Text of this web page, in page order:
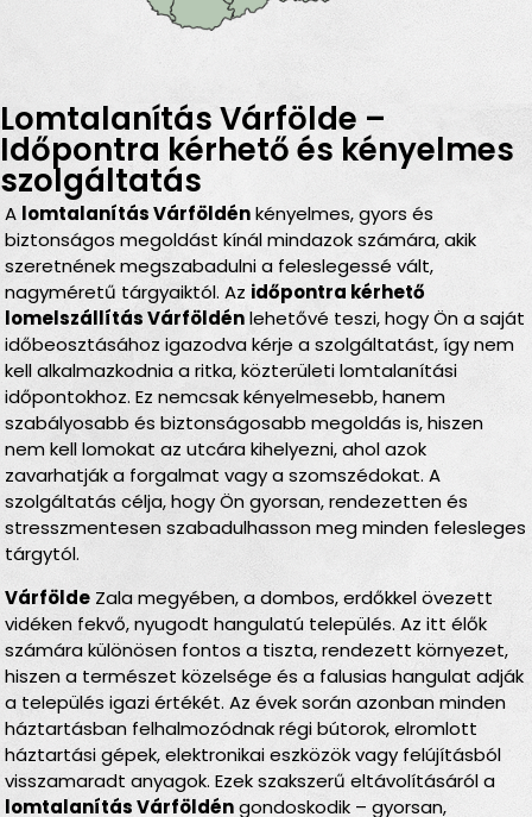
Lomtalanítás Várfölde –
Időpontra kérhető és kényelmes
szolgáltatás
A lomtalanítás Várföldénkényelmes, gyors és
biztonságos megoldást kínál mindazok számára, akik
szeretnének megszabadulni a feleslegessé vált,
nagyméretű tárgyaiktól. Az időpontra kérhető
lomelszállítás Várföldénlehetővé teszi, hogy Ön a saját
időbeosztásához igazodva kérje a szolgáltatást, így nem
kell alkalmazkodnia a ritka, közterületi lomtalanítási
időpontokhoz. Ez nemcsak kényelmesebb, hanem
szabályosabb és biztonságosabb megoldás is, hiszen
nem kell lomokat az utcára kihelyezni, ahol azok
zavarhatják a forgalmat vagy a szomszédokat. A
szolgáltatás célja, hogy Ön gyorsan, rendezetten és
stresszmentesen szabadulhasson meg minden felesleges
tárgytól.
Várfölde Zala megyében, a dombos, erdőkkel övezett
vidéken fekvő, nyugodt hangulatú település. Az itt élők
számára különösen fontos a tiszta, rendezett környezet,
hiszen a természet közelsége és a falusias hangulat adják
a település igazi értékét. Az évek során azonban minden
háztartásban felhalmozódnak régi bútorok, elromlott
háztartási gépek, elektronikai eszközök vagy felújításból
visszamaradt anyagok. Ezek szakszerű eltávolításáról a
lomtalanítás Várföldéngondoskodik – gyorsan,